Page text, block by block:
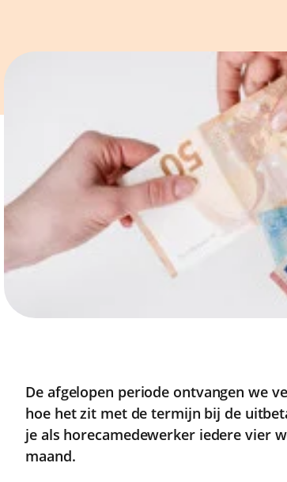
De afgelopen periode ontvangen we
hoe het zit met de termijn bij de
je als horecamedewerker iedere vier
maand.